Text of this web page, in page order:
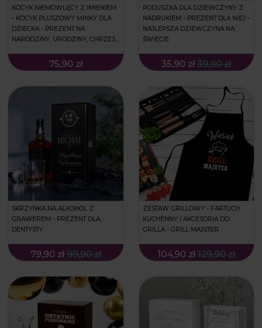
KOCYK NIEMOWLĘCY Z IMIENIEM
- KOCYK PLUSZOWY MINKY DLA
DZIECKA - PREZENT NA
NARODZINY, URODZINY, CHRZEST
75,90 zł
PODUSZKA DLA DZIEWCZYNY Z
NADRUKIEM - PREZENT DLA NIEJ -
NAJLEPSZA DZIEWCZYNA NA
ŚWIECIE
35,90 zł 39,90 zł
SKRZYNKA NA ALKOHOL Z
GRAWEREM - PREZENT DLA
DENTYSTY
79,90 zł 99,90 zł
ZESTAW GRILLOWY - FARTUCH
KUCHENNY I AKCESORIA DO
GRILLA - GRILL MAJSTER
104,90 zł 129,90 zł